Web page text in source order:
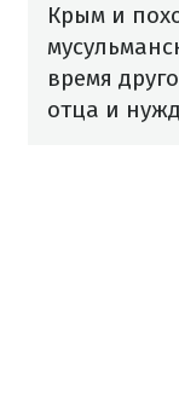
Крым и
время
отца и